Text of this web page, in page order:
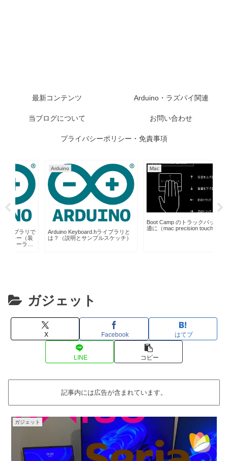
最新コンテンツ Arduino・ラズパイ関連
当ブログについて お問い合わせ
プライバシーポリシー・免責事項
Arduino
Arduino Keyboard.hライブラリと
は？（説明とサンプルスケッチ）
Mac
Boot Camp のトラックパッドが快
適に（mac precision touchpad)
ガジェット
X Facebook はてブ
LINE コピー
記事内には広告が含まれています。
ガジェット